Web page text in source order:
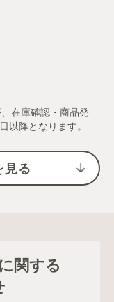
在庫確認・商品発
以降となります。
見る
関する